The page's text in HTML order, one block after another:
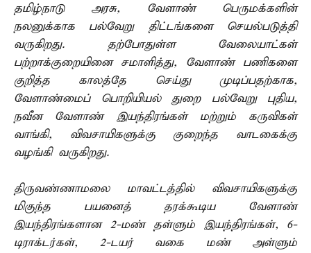
தமிழ்நாடு அரசு, வேளாண் பெருமக்களின்
நலனுக்காக பல்வேறு திட்டங்களை செயல்படுத்தி
வருகிறது. தற்போதுள்ள வேலையாட்கள்
பற்றாக்குறையினை சமாளித்து, வேளாண் பணிகளை
குறித்த காலத்தே செய்து முடிப்பதற்காக,
வேளாண்மைப் பொறியியல் துறை பல்வேறு புதிய,
நவீன வேளாண் இயந்திரங்கள் மற்றும் கருவிகள்
வாங்கி, விவசாயிகளுக்கு குறைந்த வாடகைக்கு
வழங்கி வருகிறது.
திருவண்ணாமலை மாவட்டத்தில் விவசாயிகளுக்கு
மிகுந்த பயனைத் தரக்கூடிய வேளாண்
இயந்திரங்களான 2-மண் தள்ளும் இயந்திரங்கள், 6-
டிராக்டர்கள், 2-டயர் வகை மண் அள்ளும்